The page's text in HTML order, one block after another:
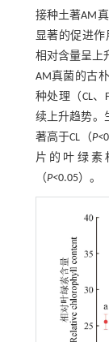
接种土著AM
显著的促进作
相对含量呈上
AM真菌的古
种处理（CL
续上升趋势。
著高于CL（P<
片的叶绿素
（P<0.05）。